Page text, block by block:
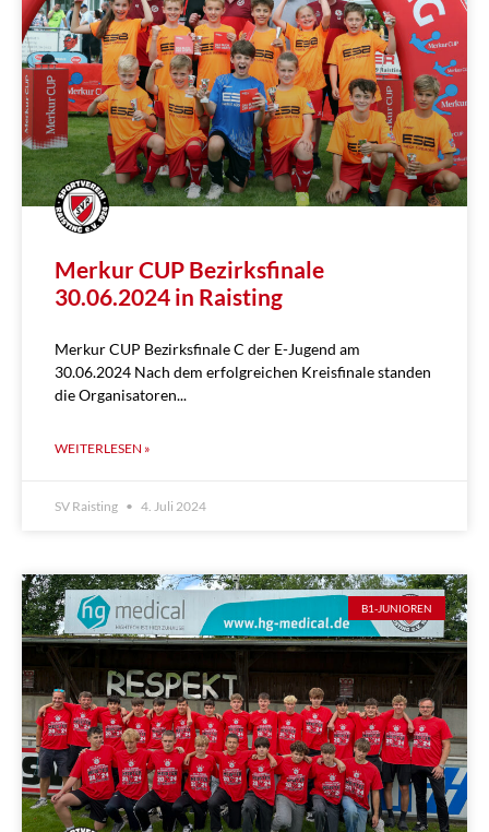
Merkur CUP Bezirksfinale
30.06.2024 in Raisting
Merkur CUP Bezirksfinale C der E-Jugend am
30.06.2024 Nach dem erfolgreichen Kreisfinale standen
die Organisatoren
WEITERLESEN »
SV Raisting 4. Juli 2024
B1-JUNIOREN